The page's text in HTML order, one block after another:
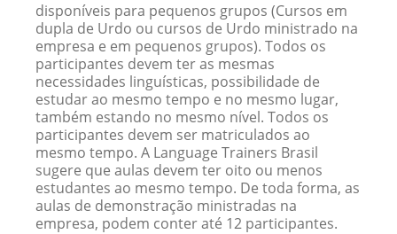
disponíveis para pequenos grupos (Cursos em
dupla de Urdo ou cursos de Urdo ministrado na
empresa e em pequenos grupos). Todos os
participantes devem ter as mesmas
necessidades linguísticas, possibilidade de
estudar ao mesmo tempo e no mesmo lugar,
também estando no mesmo nível. Todos os
participantes devem ser matriculados ao
mesmo tempo. A Language Trainers Brasil
sugere que aulas devem ter oito ou menos
estudantes ao mesmo tempo. De toda forma, as
aulas de demonstração ministradas na
empresa, podem conter até 12 participantes.